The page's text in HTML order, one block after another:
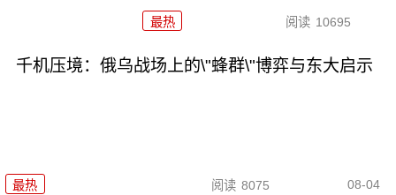
最热 阅读 10695
千机压境：俄乌战场上的\"蜂群\"博弈与东大启示
最热 阅读 8075 08-04